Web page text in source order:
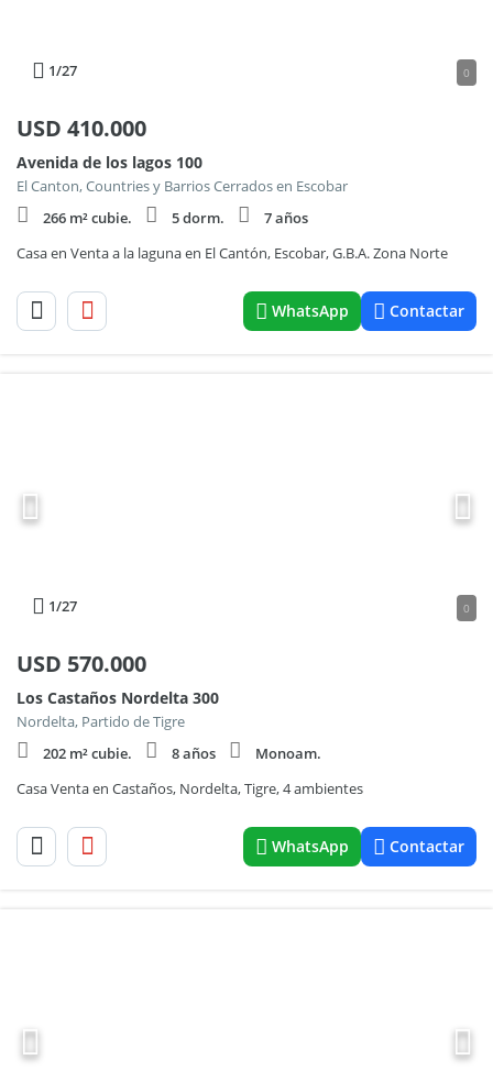
1/27 0
USD 410.000
Avenida de los lagos 100
El Canton, Countries y Barrios Cerrados en Escobar
266 m² cubie.
5 dorm.
7 años
Casa en Venta a la laguna en El Cantón, Escobar, G.B.A. Zona Norte
WhatsApp Contactar
1/27 0
USD 570.000
Los Castaños Nordelta 300
Nordelta, Partido de Tigre
202 m² cubie.
8 años
Monoam.
Casa Venta en Castaños, Nordelta, Tigre, 4 ambientes
WhatsApp Contactar